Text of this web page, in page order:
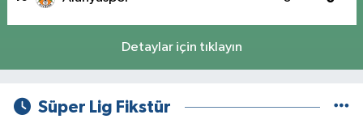
Detaylar için tıklayın
Süper Lig Fikstür